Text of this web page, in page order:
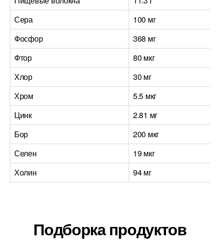
Сера
100 мг
Фосфор
368 мг
Фтор
80 мкг
Хлор
30 мг
Хром
5.5 мкг
Цинк
2.81 мг
Бор
200 мкг
Селен
19 мкг
Холин
94 мг
Подборка продуктов